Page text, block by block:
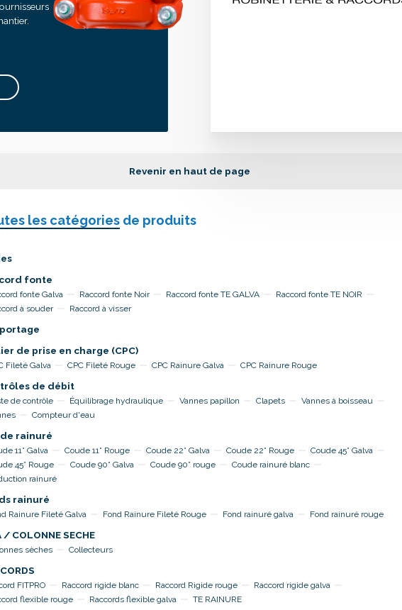
Revenir en haut de page
les catégories de produits
fonte
fonte Galva Raccord fonte Noir Raccord fonte TE GALVA
Raccord fonte TE NOIR
à souder
Raccord à visser
de prise en charge (CPC)
Fileté Galva CPC Fileté Rouge CPC Rainure Galva CPC Rainure Rouge
de débit
de contrôle Équilibrage hydraulique Vannes papillon Clapets
Vannes à boisseau
Compteur d'eau
rainuré
11° Galva Coude 11° Rouge Coude 22° Galva Coude 22° Rouge
Coude 45° Galva
45° Rouge
Coude 90° Galva Coude 90° rouge
Coude rainuré blanc
rainuré
rainuré
Rainure Fileté Galva Fond Rainure Fileté Rouge Fond rainuré galva Fond rainuré rouge
/ COLONNE SECHE
sèches Collecteurs
FITPRO Raccord rigide blanc Raccord Rigide rouge
Raccord rigide galva
flexible rouge
Raccords flexible galva TE RAINURE